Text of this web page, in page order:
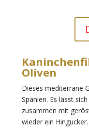
Oliven
Dieses mediterrane
Spanien. Es lässt
zusammen mit
wieder ein Hingucker.